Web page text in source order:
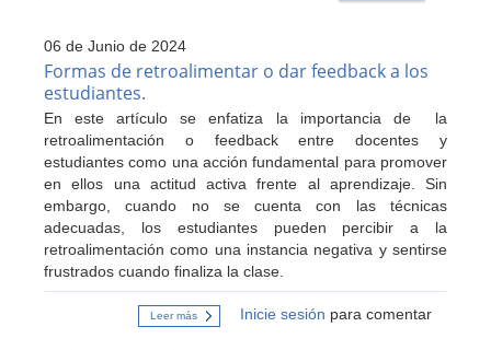
06 de Junio de 2024
Formas de retroalimentar o dar feedback a los
estudiantes.
En este artículo se enfatiza la importancia de la
retroalimentación o feedback entre docentes y
estudiantes como una acción fundamental para promover
en ellos una actitud activa frente al aprendizaje. Sin
embargo, cuando no se cuenta con las técnicas
adecuadas, los estudiantes pueden percibir a la
retroalimentación como una instancia negativa y sentirse
frustrados cuando finaliza la clase.
Leer más sobre
Inicie sesión para comentar